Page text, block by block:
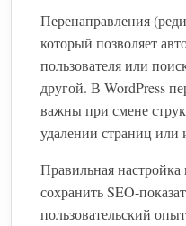
Перенаправления
который позволяет
пользователя или
другой. В WordPress
важны при смене
удалении страниц
Правильная
сохранить SEO-
пользовательский